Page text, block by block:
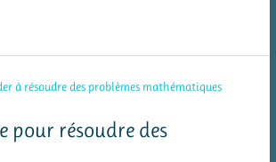
pour résoudre des